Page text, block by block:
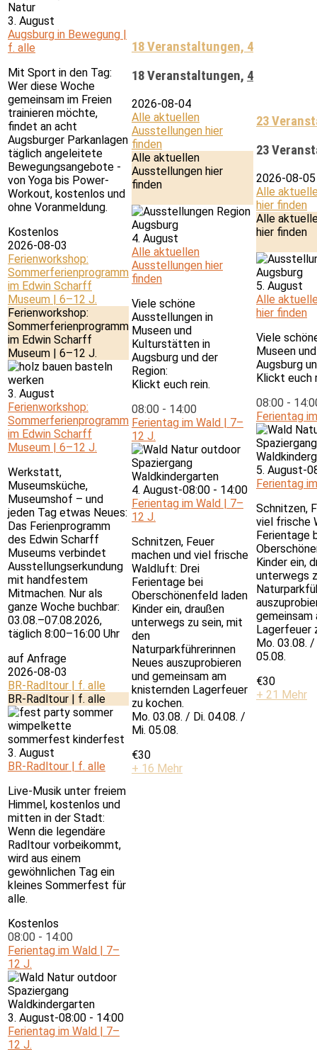
3. August
Augsburg in Bewegung |
f. alle
Mit Sport in den Tag:
Wer diese Woche
gemeinsam im Freien
trainieren möchte,
findet an acht
Augsburger Parkanlagen
täglich angeleitete
Bewegungsangebote -
von Yoga bis Power-
Workout, kostenlos und
ohne Voranmeldung.
Kostenlos
2026-08-03
Ferienworkshop:
Sommerferienprogramm
im Edwin Scharff
Museum | 6–12 J.
Ferienworkshop:
Sommerferienprogramm
im Edwin Scharff
Museum | 6–12 J.
3. August
Ferienworkshop:
Sommerferienprogramm
im Edwin Scharff
Museum | 6–12 J.
Werkstatt,
Museumsküche,
Museumshof – und
jeden Tag etwas Neues:
Das Ferienprogramm
des Edwin Scharff
Museums verbindet
Ausstellungserkundung
mit handfestem
Mitmachen. Nur als
ganze Woche buchbar:
03.08.–07.08.2026,
täglich 8:00–16:00 Uhr
auf Anfrage
2026-08-03
BR-Radltour | f. alle
BR-Radltour | f. alle
3. August
BR-Radltour | f. alle
Live-Musik unter freiem
Himmel, kostenlos und
mitten in der Stadt:
Wenn die legendäre
Radltour vorbeikommt,
wird aus einem
gewöhnlichen Tag ein
kleines Sommerfest für
alle.
Kostenlos
08:00 - 14:00
Ferientag im Wald | 7–
12 J.
3. August-08:00 - 14:00
Ferientag im Wald | 7–
12 J.
18 Veranstaltungen, 4
18 Veranstaltungen, 4
2026-08-04
Alle aktuellen
Ausstellungen hier
finden
Alle aktuellen
Ausstellungen hier
finden
4. August
Alle aktuellen
Ausstellungen hier
finden
Viele schöne
Ausstellungen in
Museen und
Kulturstätten in
Augsburg und der
Region:
Klickt euch rein.
08:00 - 14:00
Ferientag im Wald | 7–
12 J.
4. August-08:00 - 14:00
Ferientag im Wald | 7–
12 J.
Schnitzen, Feuer
machen und viel frische
Waldluft: Drei
Ferientage bei
Oberschönenfeld laden
Kinder ein, draußen
unterwegs zu sein, mit
den
Naturparkführerinnen
Neues auszuprobieren
und gemeinsam am
knisternden Lagerfeuer
zu kochen.
Mo. 03.08. / Di. 04.08. /
Mi. 05.08.
€30
+ 16 Mehr
23
23
2026-08-05
Alle
hier finden
Alle
hier finden
5. August
Alle
hier finden
Viele
Museen
Augsburg
Klickt euch
08:00 -
Ferientag
5. August-
Ferientag
Schnitzen,
viel frische
Ferientage
Kinder ein,
unterwegs
gemeinsam
Lagerfeuer
Mo. 03.08.
05.08.
€30
+ 21 Mehr